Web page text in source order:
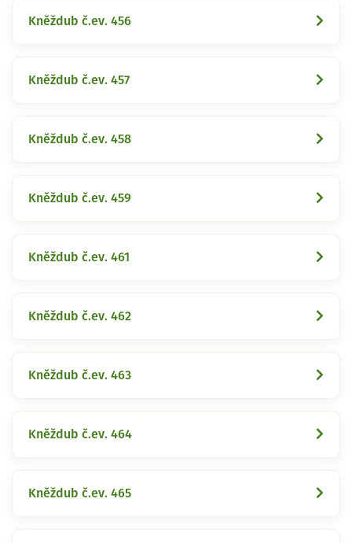
Kněždub č.ev. 456
Kněždub č.ev. 457
Kněždub č.ev. 458
Kněždub č.ev. 459
Kněždub č.ev. 461
Kněždub č.ev. 462
Kněždub č.ev. 463
Kněždub č.ev. 464
Kněždub č.ev. 465